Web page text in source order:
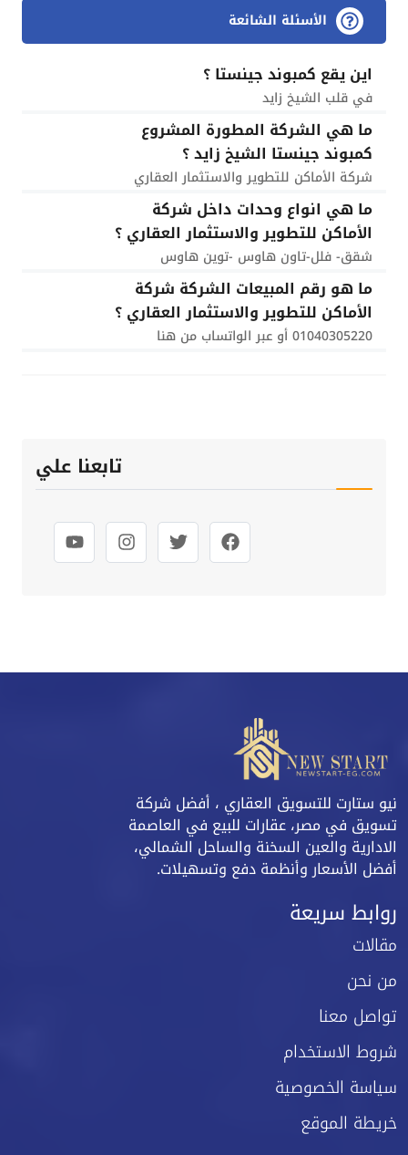
الأسئلة الشائعة
اين يقع كمبوند جينستا ؟
في قلب الشيخ زايد
ما هي الشركة المطورة المشروع
كمبوند جينستا الشيخ زايد ؟
شركة الأماكن للتطوير والاستثمار العقاري
ما هي انواع وحدات داخل شركة
الأماكن للتطوير والاستثمار العقاري ؟
شقق- فلل-تاون هاوس -توين هاوس
ما هو رقم المبيعات الشركة شركة
الأماكن للتطوير والاستثمار العقاري ؟
01040305220 أو عبر الواتساب من هنا
تابعنا علي
نيو ستارت للتسويق العقاري ، أفضل شركة
تسويق في مصر، عقارات للبيع في العاصمة
الادارية والعين السخنة والساحل الشمالي،
أفضل الأسعار وأنظمة دفع وتسهيلات.
روابط سريعة
مقالات
من نحن
تواصل معنا
شروط الاستخدام
سياسة الخصوصية
خريطة الموقع